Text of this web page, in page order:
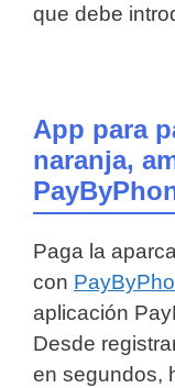
que debe
App para
naranja,
Paga la
con
aplicación
Desde
en segundos,